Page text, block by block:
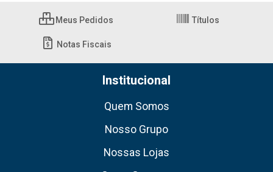
Meus Pedidos Títulos
Notas Fiscais
Institucional
Quem Somos
Nosso Grupo
Nossas Lojas